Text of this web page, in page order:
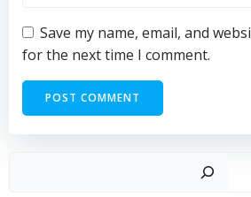
Save my name, email, and
for the next time I comment.